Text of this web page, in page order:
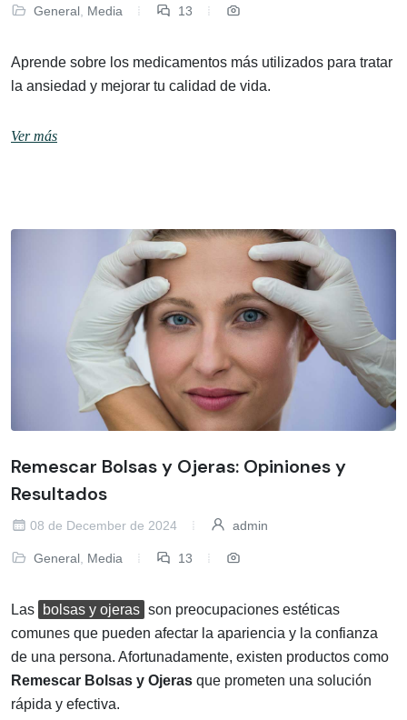
General Media 13
Aprende sobre los medicamentos más utilizados para tratar
la ansiedad y mejorar tu calidad de vida.
Ver más
Remescar Bolsas y Ojeras: Opiniones y
Resultados
08 de December de 2024 admin
General Media 13
Las bolsas y ojeras son preocupaciones estéticas
comunes que pueden afectar la apariencia y la confianza
de una persona. Afortunadamente, existen productos como
Remescar Bolsas y Ojeras que prometen una solución
rápida y efectiva.